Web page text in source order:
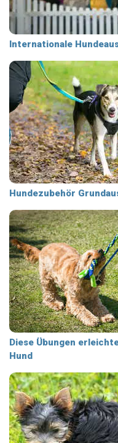
Internationale
Hundezubehör
Diese Übungen
Hund